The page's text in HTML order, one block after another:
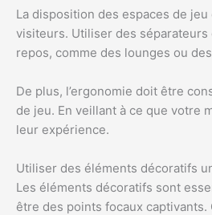
La disposition des espaces de
visiteurs. Utiliser des
repos, comme des lounges ou
De plus, l’ergonomie doit être
de jeu. En veillant à ce que votre
leur expérience.
Utiliser des éléments décoratifs
Les éléments décoratifs sont
être des points focaux